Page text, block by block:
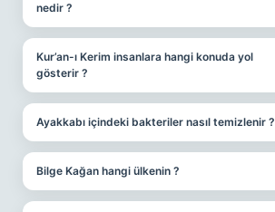
nedir ?
Kur’an-ı Kerim insanlara hangi konuda yol
gösterir ?
Ayakkabı içindeki bakteriler nasıl temizlenir ?
Bilge Kağan hangi ülkenin ?